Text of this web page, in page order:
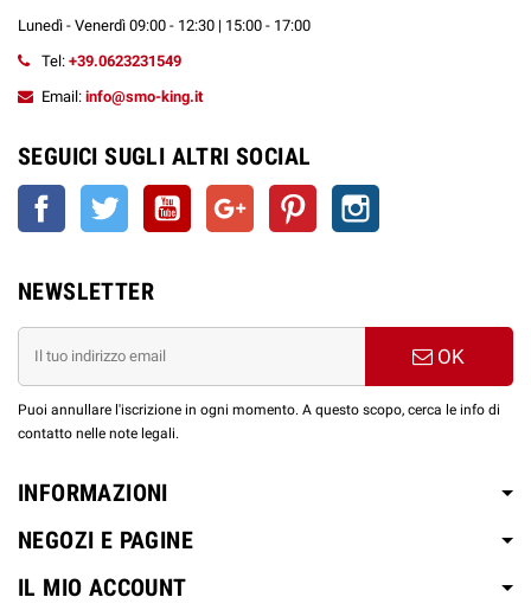
Lunedì - Venerdì 09:00 - 12:30 | 15:00 - 17:00
Tel: +39.0623231549
Email: info@smo-king.it
SEGUICI SUGLI ALTRI SOCIAL
Facebook Twitter YouTube Google+ Pinterest
NEWSLETTER
OK
Puoi annullare l'iscrizione in ogni momento. A questo scopo, cerca le info di
contatto nelle note legali.
INFORMAZIONI
NEGOZI E PAGINE
IL MIO ACCOUNT